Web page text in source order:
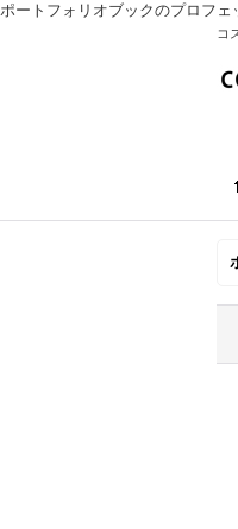
ポートフォリオブックのプロフェ
コ